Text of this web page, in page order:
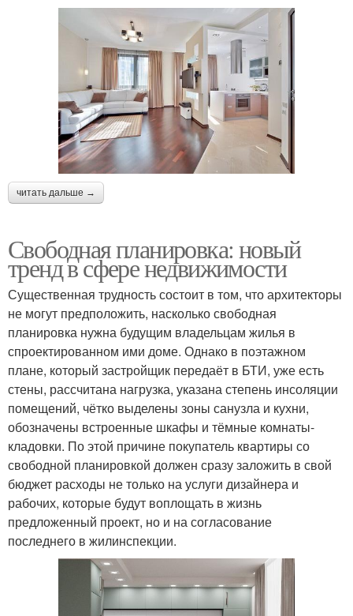
читать дальше →
Свободная планировка: новый
тренд в сфере недвижимости
Существенная трудность состоит в том, что архитекторы
не могут предположить, насколько свободная
планировка нужна будущим владельцам жилья в
спроектированном ими доме. Однако в поэтажном
плане, который застройщик передаёт в БТИ, уже есть
стены, рассчитана нагрузка, указана степень инсоляции
помещений, чётко выделены зоны санузла и кухни,
обозначены встроенные шкафы и тёмные комнаты-
кладовки. По этой причине покупатель квартиры со
свободной планировкой должен сразу заложить в свой
бюджет расходы не только на услуги дизайнера и
рабочих, которые будут воплощать в жизнь
предложенный проект, но и на согласование
последнего в жилинспекции.